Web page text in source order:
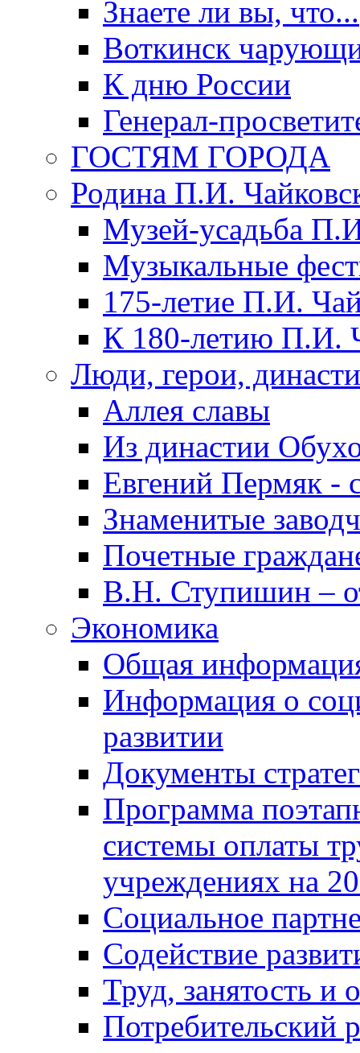
Знаете ли вы, что...
Воткинск
К дню России
Генерал-
ГОСТЯМ ГОРОДА
Родина П.И.
Музей-усадьба
Музыкальные
175-летие П.И.
К 180-летию П.И.
Люди, герои,
Аллея славы
Из династии
Евгений Пермяк -
Знаменитые
Почетные
В.Н. Ступишин –
Экономика
Общая
Информация о
развитии
Документы
Программа
системы оплаты
учреждениях на
Социальное
Содействие
Труд, занятость и
Потребительский